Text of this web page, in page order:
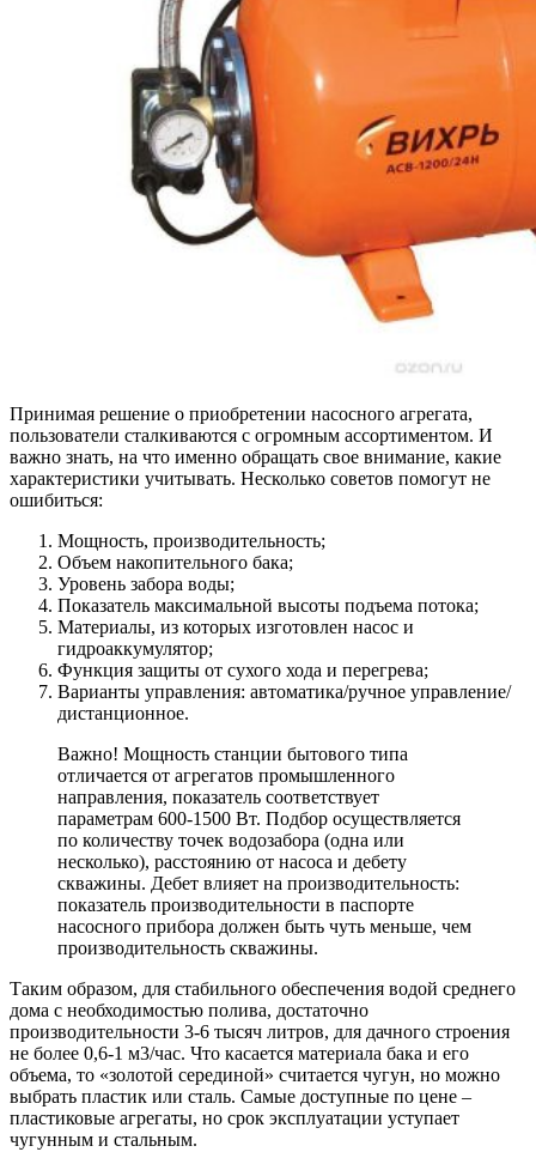
Принимая решение о приобретении насосного агрегата,
пользователи сталкиваются с огромным ассортиментом. И
важно знать, на что именно обращать свое внимание, какие
характеристики учитывать. Несколько советов помогут не
ошибиться:
Мощность, производительность;
Объем накопительного бака;
Уровень забора воды;
Показатель максимальной высоты подъема потока;
Материалы, из которых изготовлен насос и
гидроаккумулятор;
Функция защиты от сухого хода и перегрева;
Варианты управления: автоматика/ручное управление/
дистанционное.
Важно! Мощность станции бытового типа
отличается от агрегатов промышленного
направления, показатель соответствует
параметрам 600-1500 Вт. Подбор осуществляется
по количеству точек водозабора (одна или
несколько), расстоянию от насоса и дебету
скважины. Дебет влияет на производительность:
показатель производительности в паспорте
насосного прибора должен быть чуть меньше, чем
производительность скважины.
Таким образом, для стабильного обеспечения водой среднего
дома с необходимостью полива, достаточно
производительности 3-6 тысяч литров, для дачного строения
не более 0,6-1 м3/час. Что касается материала бака и его
объема, то «золотой серединой» считается чугун, но можно
выбрать пластик или сталь. Самые доступные по цене –
пластиковые агрегаты, но срок эксплуатации уступает
чугунным и стальным.